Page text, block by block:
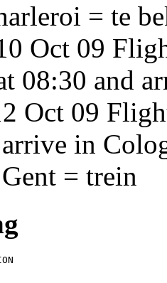
= te
Oct 09
08:30 and
Oct 09
in
= trein